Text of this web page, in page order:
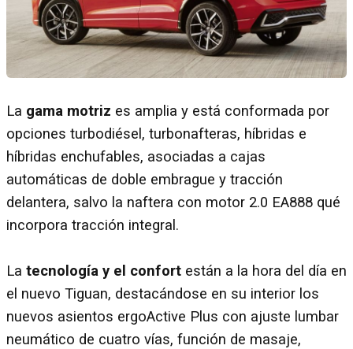
La gama motriz es amplia y está conformada por
opciones turbodiésel, turbonafteras, híbridas e
híbridas enchufables, asociadas a cajas
automáticas de doble embrague y tracción
delantera, salvo la naftera con motor 2.0 EA888 qué
incorpora tracción integral.
La tecnología y el confort están a la hora del día en
el nuevo Tiguan, destacándose en su interior los
nuevos asientos ergoActive Plus con ajuste lumbar
neumático de cuatro vías, función de masaje,